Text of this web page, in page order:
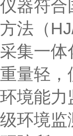
仪器符合
方法（
采集一体
重量轻，
环境能力
级环境监